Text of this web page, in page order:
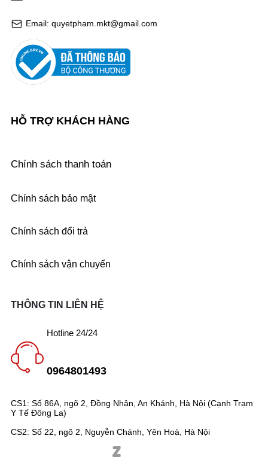
Email: quyetpham.mkt@gmail.com
HỖ TRỢ KHÁCH HÀNG
Chính sách thanh toán
Chính sách bảo mật
Chính sách đổi trả
Chính sách vận chuyển
CS1: Số 86A, ngõ 2, Đồng Nhân, An Khánh, Hà Nội (Cạnh Trạm
Y Tế Đông La)
CS2: Số 22, ngõ 2, Nguyễn Chánh, Yên Hoà, Hà Nội
THÔNG TIN LIÊN HỆ
Hotline 24/24
0964801493